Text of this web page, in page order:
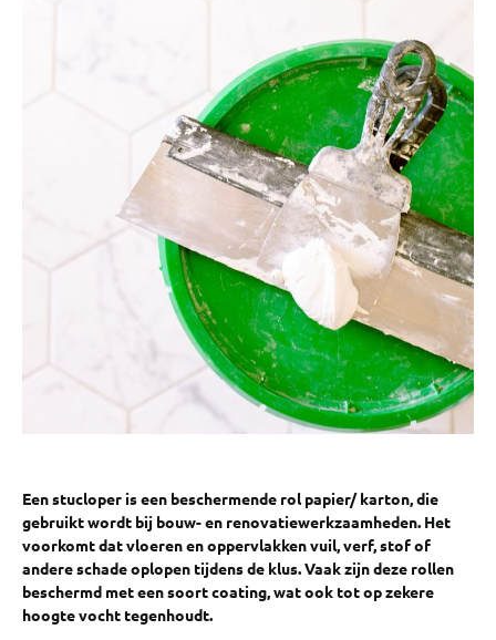
Een stucloper is een beschermende rol papier/ karton, die
gebruikt wordt bij bouw- en renovatiewerkzaamheden. Het
voorkomt dat vloeren en oppervlakken vuil, verf, stof of
andere schade oplopen tijdens de klus. Vaak zijn deze rollen
beschermd met een soort coating, wat ook tot op zekere
hoogte vocht tegenhoudt.